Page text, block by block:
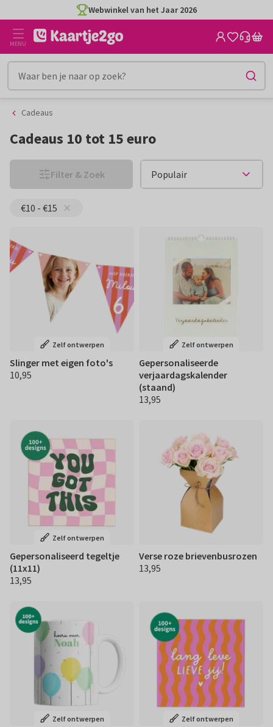
naar
inhoud
naar
het
filter
Webwinkel van het Jaar 2026
MENU
Cadeaus
Cadeaus 10 tot 15 euro
Filter & Zoek
€10 - €15
Zelf ontwerpen
Slinger met eigen foto's
€ 10,95
10,95
Zelf ontwerpen
Gepersonaliseerde
verjaardagskalender
(staand)
€ 13,95
13,95
Zelf ontwerpen
Gepersonaliseerd tegeltje
(11x11)
€ 13,95
13,95
Verse roze brievenbusrozen
€ 13,95
13,95
Zelf ontwerpen Zelf ontwerpen